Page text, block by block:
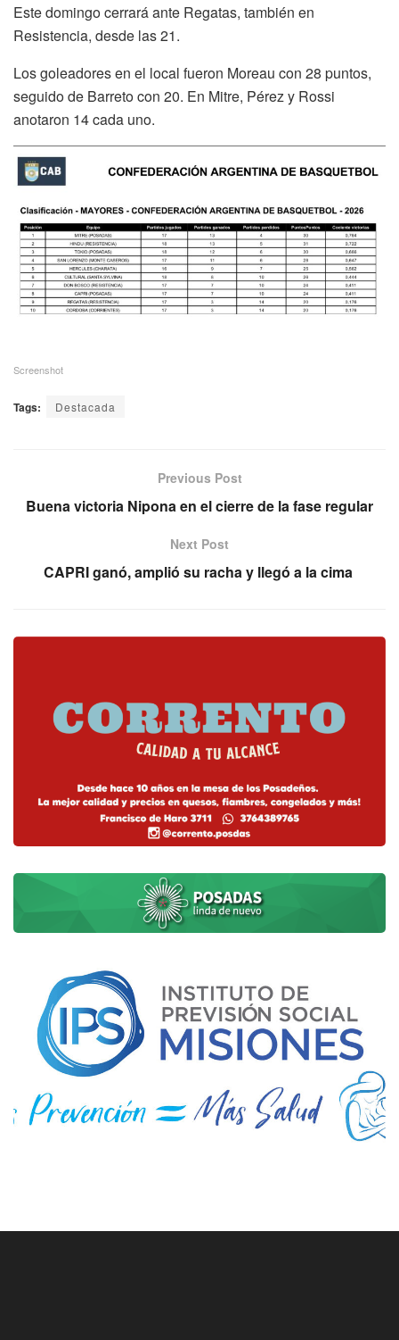
Este domingo cerrará ante Regatas, también en
Resistencia, desde las 21.
Los goleadores en el local fueron Moreau con 28 puntos,
seguido de Barreto con 20. En Mitre, Pérez y Rossi
anotaron 14 cada uno.
Screenshot
Tags: Destacada
Previous Post
Buena victoria Nipona en el cierre de la fase regular
Next Post
CAPRI ganó, amplió su racha y llegó a la cima